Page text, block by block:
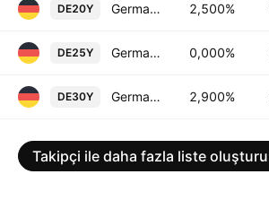
DE20Y Germany 20 Year Government Bonds Yield 2,500%
DE25Y Germany 25 Year Government Bonds Yield 0,000%
DE30Y Germany 30 Year Government Bonds Yield 2,900%
Takipçi ile daha fazla liste